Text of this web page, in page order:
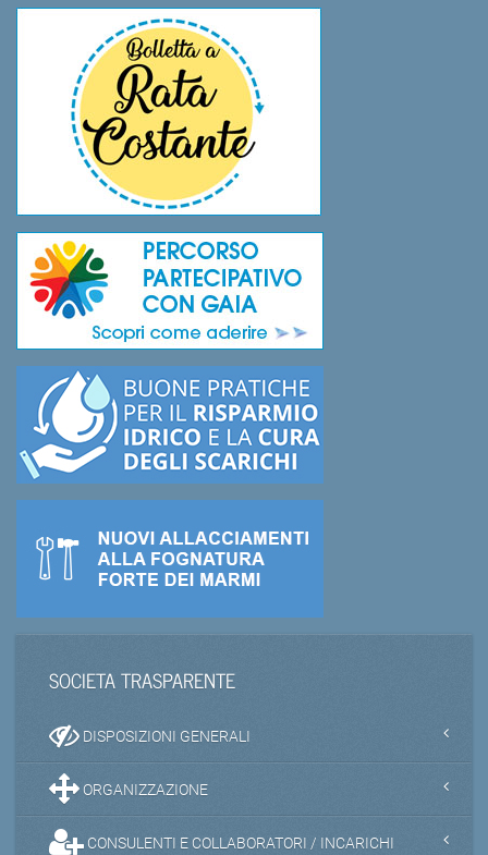
SOCIETA TRASPARENTE
DISPOSIZIONI GENERALI
ORGANIZZAZIONE
CONSULENTI E COLLABORATORI / INCARICHI